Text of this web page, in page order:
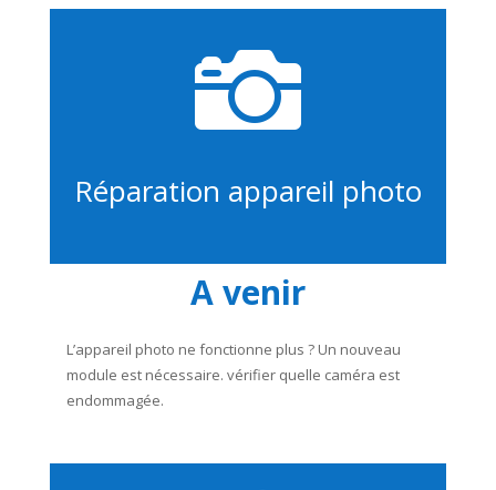

Réparation appareil photo
A venir
L’appareil photo ne fonctionne plus ? Un nouveau
module est nécessaire. vérifier quelle caméra est
endommagée.